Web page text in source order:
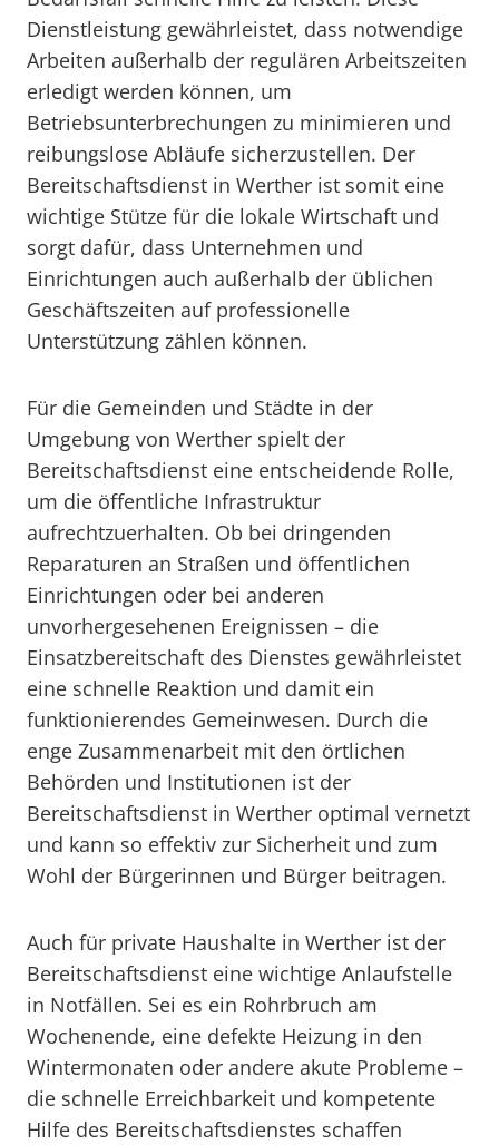
Dienstleistung gewährleistet, dass notwendige
Arbeiten außerhalb der regulären Arbeitszeiten
erledigt werden können, um
Betriebsunterbrechungen zu minimieren und
reibungslose Abläufe sicherzustellen. Der
Bereitschaftsdienst in Werther ist somit eine
wichtige Stütze für die lokale Wirtschaft und
sorgt dafür, dass Unternehmen und
Einrichtungen auch außerhalb der üblichen
Geschäftszeiten auf professionelle
Unterstützung zählen können.
Für die Gemeinden und Städte in der
Umgebung von Werther spielt der
Bereitschaftsdienst eine entscheidende Rolle,
um die öffentliche Infrastruktur
aufrechtzuerhalten. Ob bei dringenden
Reparaturen an Straßen und öffentlichen
Einrichtungen oder bei anderen
unvorhergesehenen Ereignissen – die
Einsatzbereitschaft des Dienstes gewährleistet
eine schnelle Reaktion und damit ein
funktionierendes Gemeinwesen. Durch die
enge Zusammenarbeit mit den örtlichen
Behörden und Institutionen ist der
Bereitschaftsdienst in Werther optimal vernetzt
und kann so effektiv zur Sicherheit und zum
Wohl der Bürgerinnen und Bürger beitragen.
Auch für private Haushalte in Werther ist der
Bereitschaftsdienst eine wichtige Anlaufstelle
in Notfällen. Sei es ein Rohrbruch am
Wochenende, eine defekte Heizung in den
Wintermonaten oder andere akute Probleme –
die schnelle Erreichbarkeit und kompetente
Hilfe des Bereitschaftsdienstes schaffen